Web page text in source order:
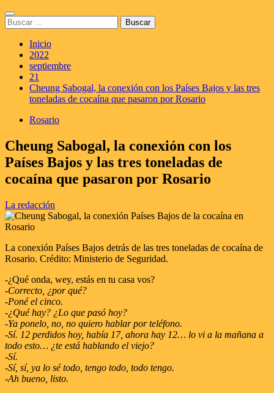
Saltar
al
contenido
Menú
principal
Buscar:
Inicio
2022
septiembre
21
Cheung Sabogal, la conexión con los Países Bajos y las tres
toneladas de cocaína que pasaron por Rosario
Rosario
Cheung Sabogal, la conexión con los
Países Bajos y las tres toneladas de
cocaína que pasaron por Rosario
La redacción
La conexión Países Bajos detrás de las tres toneladas de cocaína de
Rosario. Crédito: Ministerio de Seguridad.
-¿Qué onda, wey, estás en tu casa vos?
-Correcto, ¿por qué?
-Poné el cinco.
-¿Qué hay? ¿Lo que pasó hoy?
-Ya ponelo, no, no quiero hablar por teléfono.
-Sí. 12 perdidos hoy, había 17, ahora hay 12… lo vi a la mañana a
todo esto… ¿te está hablando el viejo?
-Sí.
-Sí, sí, ya lo sé todo, tengo todo, todo tengo.
-Ah bueno, listo.